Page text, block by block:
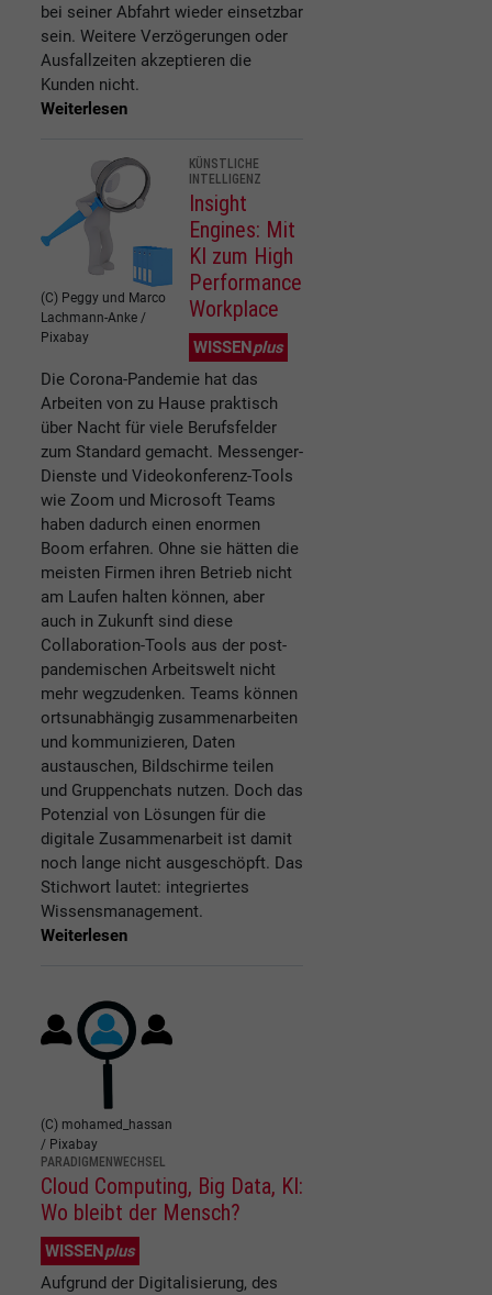
bei seiner Abfahrt wieder einsetzbar
sein. Weitere Verzögerungen oder
Ausfallzeiten akzeptieren die
Kunden nicht.
Weiterlesen
(C) Peggy und Marco
Lachmann-Anke /
Pixabay
KÜNSTLICHE
INTELLIGENZ
Insight
Engines: Mit
KI zum High
Performance
Workplace
WISSENplus
Die Corona-Pandemie hat das
Arbeiten von zu Hause praktisch
über Nacht für viele Berufsfelder
zum Standard gemacht. Messenger-
Dienste und Videokonferenz-Tools
wie Zoom und Microsoft Teams
haben dadurch einen enormen
Boom erfahren. Ohne sie hätten die
meisten Firmen ihren Betrieb nicht
am Laufen halten können, aber
auch in Zukunft sind diese
Collaboration-Tools aus der post-
pandemischen Arbeitswelt nicht
mehr wegzudenken. Teams können
ortsunabhängig zusammenarbeiten
und kommunizieren, Daten
austauschen, Bildschirme teilen
und Gruppenchats nutzen. Doch das
Potenzial von Lösungen für die
digitale Zusammenarbeit ist damit
noch lange nicht ausgeschöpft. Das
Stichwort lautet: integriertes
Wissensmanagement.
Weiterlesen
(C) mohamed_hassan
/ Pixabay
PARADIGMENWECHSEL
Cloud Computing, Big Data, KI:
Wo bleibt der Mensch?
WISSENplus
Aufgrund der Digitalisierung, des